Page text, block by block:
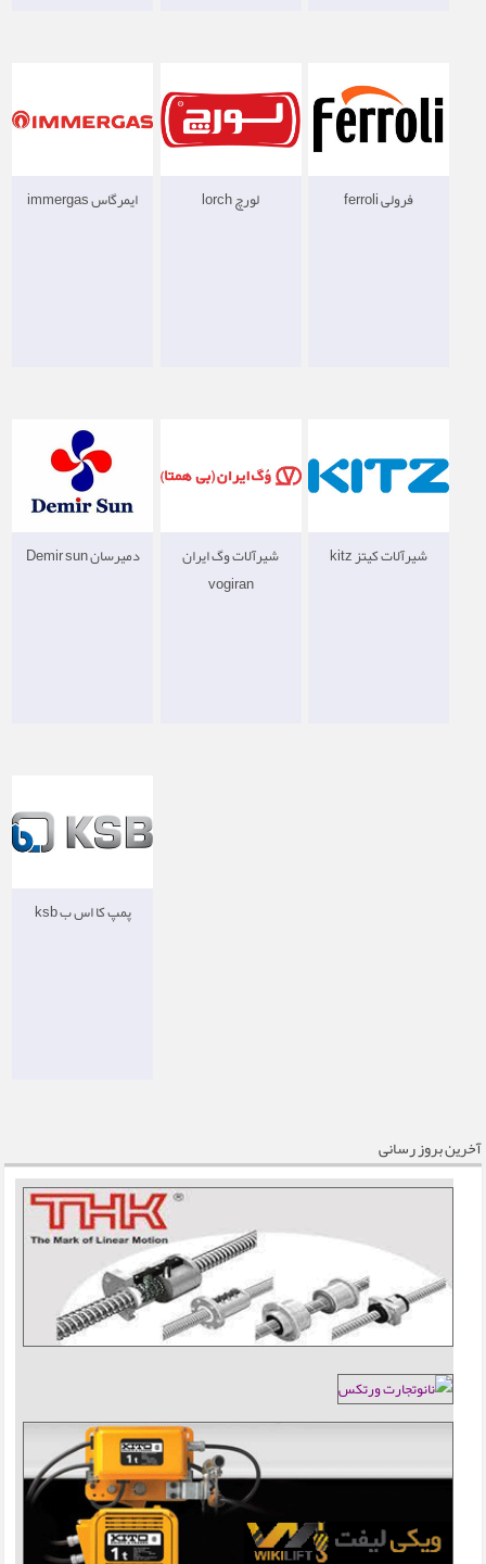
ایمرگاس immergas لورچ lorch فرولی ferroli
دمیرسان Demir sun
شیرآلات وگ ایران
vogiran
شیرآلات کیتز kitz
پمپ کا اس ب ksb
آخرین بروز رسانی